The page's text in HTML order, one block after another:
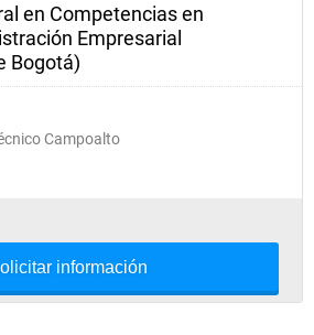
en Competencias en
Empresarial
Bogotá)
Campoalto
información